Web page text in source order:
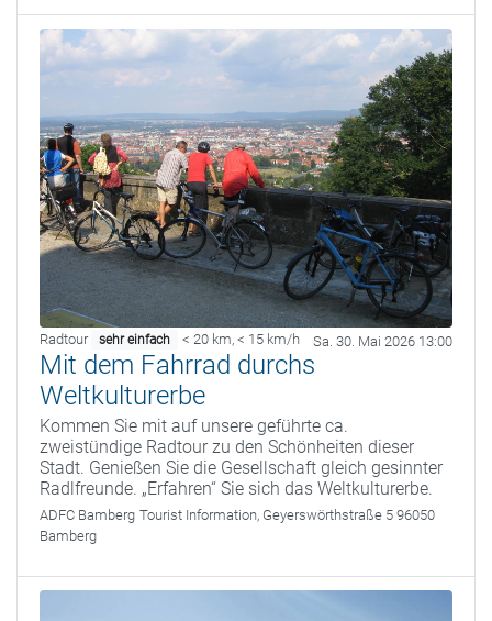
Radtour sehr einfach < 20 km, < 15 km/h Sa. 30. Mai 2026 13:00
Mit dem Fahrrad durchs
Weltkulturerbe
Kommen Sie mit auf unsere geführte ca.
zweistündige Radtour zu den Schönheiten dieser
Stadt. Genießen Sie die Gesellschaft gleich gesinnter
Radlfreunde. „Erfahren“ Sie sich das Weltkulturerbe.
ADFC Bamberg Tourist Information, Geyerswörthstraße 5 96050
Bamberg